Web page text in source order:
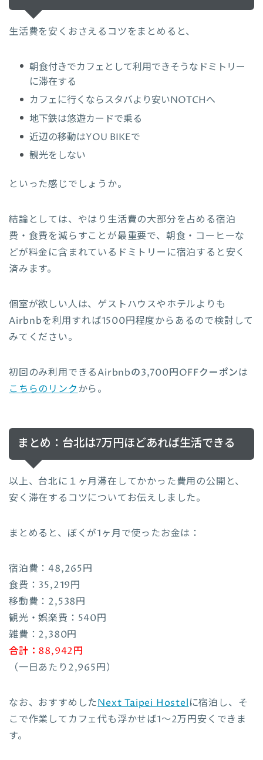
生活費を安くおさえるコツをまとめると、
朝食付きでカフェとして利用できそうなドミトリー
に滞在する
カフェに行くならスタバより安いNOTCHへ
地下鉄は悠遊カードで乗る
近辺の移動はYOU BIKEで
観光をしない
といった感じでしょうか。
結論としては、やはり生活費の大部分を占める宿泊
費・食費を減らすことが最重要で、朝食・コーヒーな
どが料金に含まれているドミトリーに宿泊すると安く
済みます。
個室が欲しい人は、ゲストハウスやホテルよりも
Airbnbを利用すれば1500円程度からあるので検討して
みてください。
初回のみ利用できるAirbnbの3,700円OFFクーポンは
こちらのリンクから。
まとめ：台北は7万円ほどあれば生活できる
以上、台北に１ヶ月滞在してかかった費用の公開と、
安く滞在するコツについてお伝えしました。
まとめると、ぼくが1ヶ月で使ったお金は：
宿泊費：48,265円
食費：35,219円
移動費：2,538円
観光・娯楽費：540円
雑費：2,380円
合計：88,942円
（一日あたり2,965円）
なお、おすすめしたNext Taipei Hostelに宿泊し、そ
こで作業してカフェ代も浮かせば1〜2万円安くできま
す。